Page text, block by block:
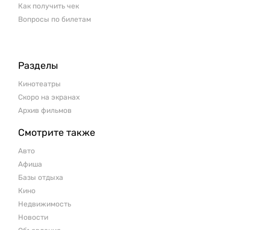
Как получить чек
Вопросы по билетам
Разделы
Кинотеатры
Скоро на экранах
Архив фильмов
Смотрите также
Авто
Афиша
Базы отдыха
Кино
Недвижимость
Новости